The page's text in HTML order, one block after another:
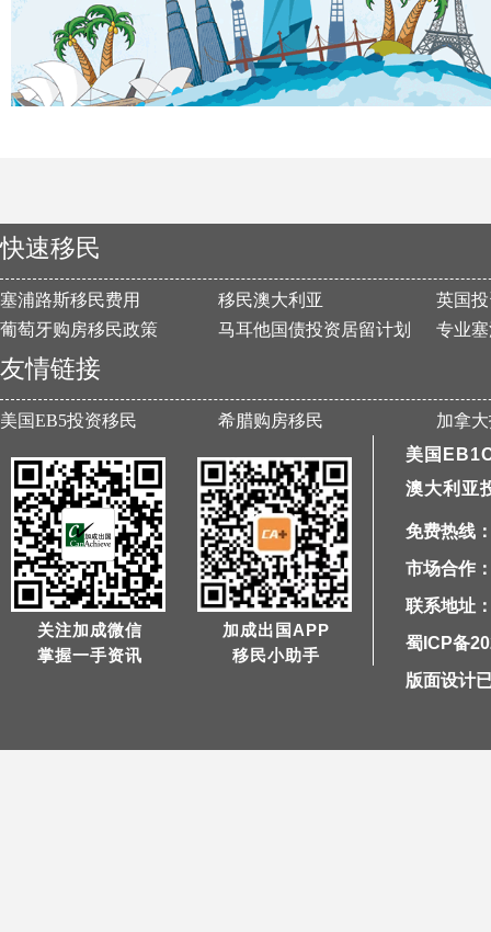
快速移民
塞浦路斯移民费用 移民澳大利亚
英国
葡萄牙购房移民政策
马耳他国债投资居留计划 专业
友情链接
美国EB5投资移民 希腊购房移民 加拿
关注加成微信
掌握一手资讯
加成出国APP
移民小助手
美国
澳大利亚
免费热线
市场合作
联系地址
蜀ICP备
版面设计